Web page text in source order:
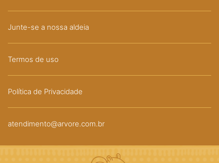
Junte-se a nossa aldeia
Termos de uso
Política de Privacidade
atendimento@arvore.com.br